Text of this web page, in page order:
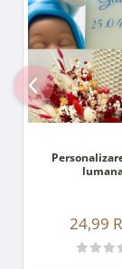
24,99